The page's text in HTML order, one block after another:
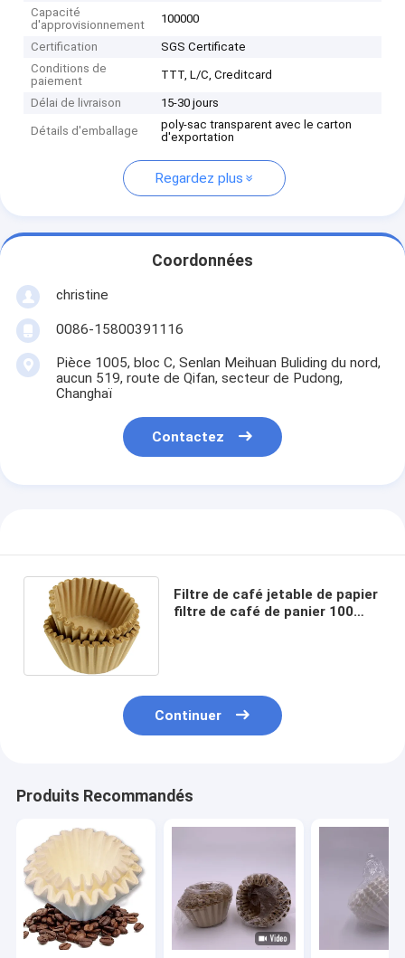
Capacité
d'approvisionnement
100000
Certification
SGS Certificate
Conditions de
paiement
TTT, L/C, Creditcard
Délai de livraison 15-30 jours
Détails d'emballage
poly-sac transparent avec le carton
d'exportation
Regardez plus
Coordonnées
christine
0086-15800391116
Pièce 1005, bloc C, Senlan Meihuan Buliding du nord,
aucun 519, route de Qifan, secteur de Pudong,
Changhaï
Contactez
Filtre de café jetable de papier
filtre de café de panier 100
Continuer
Produits Recommandés